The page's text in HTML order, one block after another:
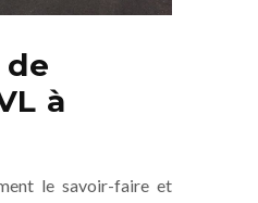
à
le savoir-faire et